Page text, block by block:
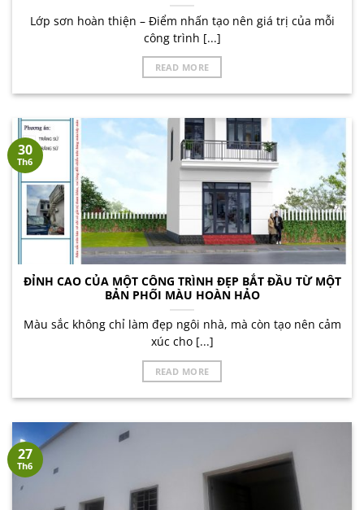
Lớp sơn hoàn thiện – Điểm nhấn tạo nên giá trị của mỗi
công trình [...]
READ MORE
ĐỈNH CAO CỦA MỘT CÔNG TRÌNH ĐẸP BẮT ĐẦU TỪ MỘT
BẢN PHỐI MÀU HOÀN HẢO
Màu sắc không chỉ làm đẹp ngôi nhà, mà còn tạo nên cảm
xúc cho [...]
READ MORE
30
Th6
27
Th6